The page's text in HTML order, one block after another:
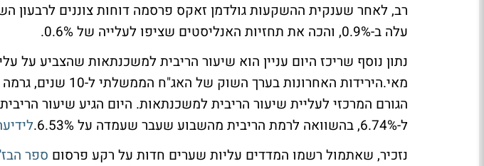
רב, לאחר שענקית ההשקעות גולדמן זאקס פרסמה דוחות צוננים לרבעון
עלה ב-0.9%, והכה את תחזיות האנליסטים שציפו לעלייה של 0.6%.
נתון נוסף שריכז היום עניין הוא שיעור הריבית למשכנתאות שהצביע על
מאי.הירידות האחרונות
ל-6.74%, בהשוואה לרמת הריבית מהשבוע שעבר שעמדה על 6.53%.
נזכיר, שאתמול רשמו המדדים עליות שערים חדות על רקע פרסום ספר הבז'